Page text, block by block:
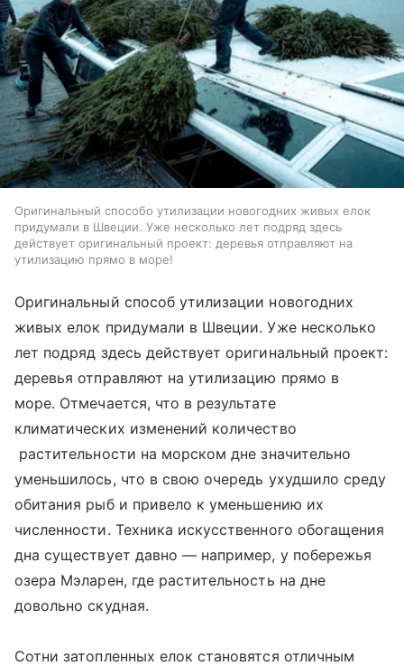
Оригинальный способо утилизации новогодних живых елок
придумали в Швеции. Уже несколько лет подряд здесь
действует оригинальный проект: деревья отправляют на
утилизацию прямо в море!
Оригинальный способ утилизации новогодних
живых елок придумали в Швеции. Уже несколько
лет подряд здесь действует оригинальный проект:
деревья отправляют на утилизацию прямо в
море. Отмечается, что в результате
климатических изменений количество
растительности на морском дне значительно
уменьшилось, что в свою очередь ухудшило среду
обитания рыб и привело к уменьшению их
численности. Техника искусственного обогащения
дна существует давно — например, у побережья
озера Мэларен, где растительность на дне
довольно скудная.
Сотни затопленных елок становятся отличным